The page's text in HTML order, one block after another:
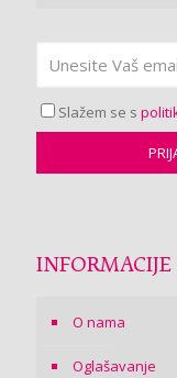
Slažem se s
INFORMACIJE
O nama
Oglašavanje